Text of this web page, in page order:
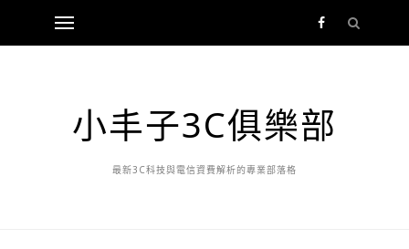
小丰子3C俱樂部
最新3C科技與電信資費解析的專業部落格